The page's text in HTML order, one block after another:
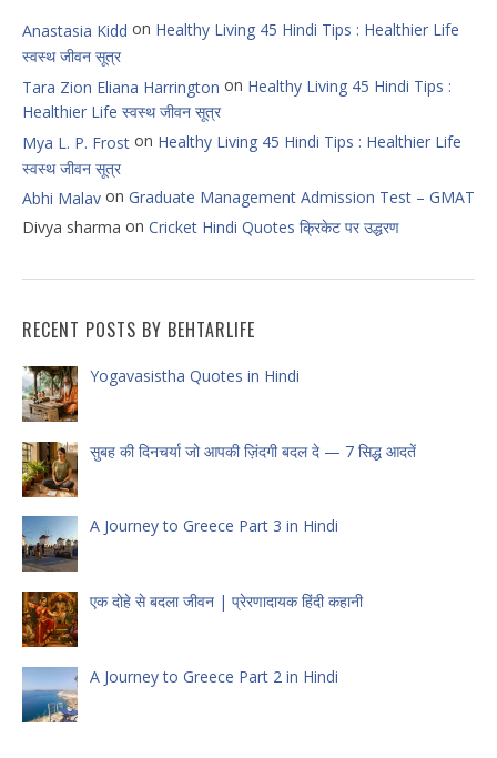
Anastasia Kidd on Healthy Living 45 Hindi Tips : Healthier Life
स्वस्थ जीवन सूत्र
Tara Zion Eliana Harrington on Healthy Living 45 Hindi Tips :
Healthier Life स्वस्थ जीवन सूत्र
Mya L. P. Frost on Healthy Living 45 Hindi Tips : Healthier Life
स्वस्थ जीवन सूत्र
Abhi Malav on Graduate Management Admission Test – GMAT
Divya sharma on Cricket Hindi Quotes क्रिकेट पर उद्धरण
RECENT POSTS BY BEHTARLIFE
Yogavasistha Quotes in Hindi
सुबह की दिनचर्या जो आपकी ज़िंदगी बदल दे — 7 सिद्ध आदतें
A Journey to Greece Part 3 in Hindi
एक दोहे से बदला जीवन | प्रेरणादायक हिंदी कहानी
A Journey to Greece Part 2 in Hindi